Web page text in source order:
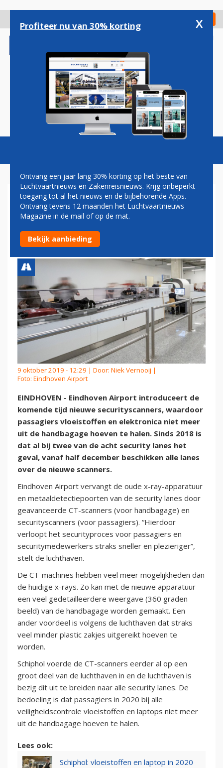
gaan
Check in
Magazine Podcasts Vacatures
EINDHOVEN AIRPORT:
VLOEISTOFFEN BINNENKORT
NIET MEER UIT TAS
9 oktober 2019 - 12:29 | Door: Niek Vernooij |
Foto: Eindhoven Airport
EINDHOVEN - Eindhoven Airport introduceert de
komende tijd nieuwe securityscanners, waardoor
passagiers vloeistoffen en elektronica niet meer
uit de handbagage hoeven te halen. Sinds 2018 is
dat al bij twee van de acht security lanes het
geval, vanaf half december beschikken alle lanes
over de nieuwe scanners.
Eindhoven Airport vervangt de oude x-ray-apparatuur
en metaaldetectiepoorten van de security lanes door
geavanceerde CT-scanners (voor handbagage) en
securityscanners (voor passagiers). “Hierdoor
verloopt het securityproces voor passagiers en
securitymedewerkers straks sneller en plezieriger”,
stelt de luchthaven.
De CT-machines hebben veel meer mogelijkheden dan
de huidige x-rays. Zo kan met de nieuwe apparatuur
een veel gedetailleerdere weergave (360 graden
beeld) van de handbagage worden gemaakt. Een
ander voordeel is volgens de luchthaven dat straks
veel minder plastic zakjes uitgereikt hoeven te
worden.
Schiphol voerde de CT-scanners eerder al op een
groot deel van de luchthaven in en de luchthaven is
bezig dit uit te breiden naar alle security lanes. De
bedoeling is dat passagiers in 2020 bij alle
veiligheidscontrole vloeistoffen en laptops niet meer
uit de handbagage hoeven te halen.
Lees ook:
Schiphol: vloeistoffen en laptop in 2020
Profiteer nu van 30% korting x
Ontvang een jaar lang 30% korting op het beste van
Luchtvaartnieuws en Zakenreisnieuws. Krijg onbeperkt
toegang tot al het nieuws en de bijbehorende Apps.
Ontvang tevens 12 maanden het Luchtvaartnieuws
Magazine in de mail of op de mat.
Bekijk aanbieding